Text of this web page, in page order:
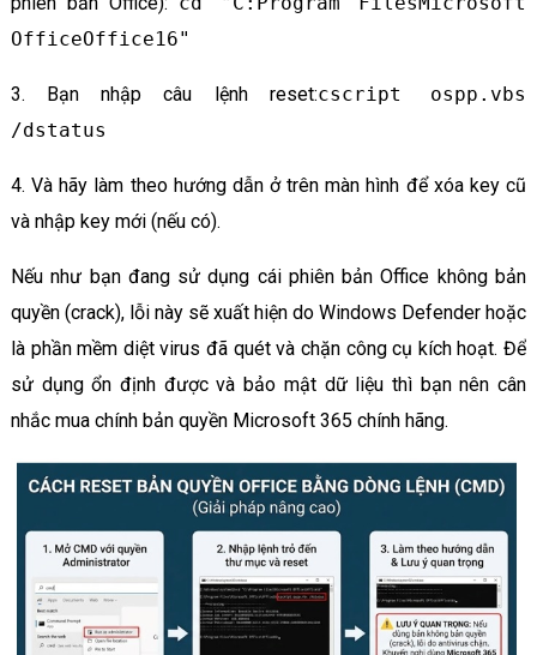
OfficeOffice16"
3. Bạn nhập câu lệnh reset:cscript ospp.vbs
/dstatus
4. Và hãy làm theo hướng dẫn ở trên màn hình để xóa key cũ
và nhập key mới (nếu có).
Nếu như bạn đang sử dụng cái phiên bản Office không bản
quyền (crack), lỗi này sẽ xuất hiện do Windows Defender hoặc
là phần mềm diệt virus đã quét và chặn công cụ kích hoạt. Để
sử dụng ổn định được và bảo mật dữ liệu thì bạn nên cân
nhắc mua chính bản quyền Microsoft 365 chính hãng.